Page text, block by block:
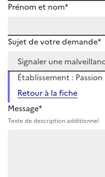
Prénom et nom*
Sujet de votre demande*
Établissement :
Retour à la fiche
Message*
Texte de description additionnel